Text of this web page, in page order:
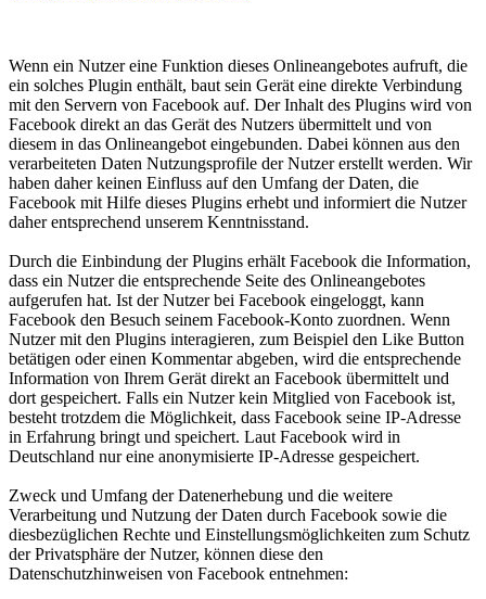
Wenn ein Nutzer eine Funktion dieses Onlineangebotes aufruft, die
ein solches Plugin enthält, baut sein Gerät eine direkte Verbindung
mit den Servern von Facebook auf. Der Inhalt des Plugins wird von
Facebook direkt an das Gerät des Nutzers übermittelt und von
diesem in das Onlineangebot eingebunden. Dabei können aus den
verarbeiteten Daten Nutzungsprofile der Nutzer erstellt werden. Wir
haben daher keinen Einfluss auf den Umfang der Daten, die
Facebook mit Hilfe dieses Plugins erhebt und informiert die Nutzer
daher entsprechend unserem Kenntnisstand.
Durch die Einbindung der Plugins erhält Facebook die Information,
dass ein Nutzer die entsprechende Seite des Onlineangebotes
aufgerufen hat. Ist der Nutzer bei Facebook eingeloggt, kann
Facebook den Besuch seinem Facebook-Konto zuordnen. Wenn
Nutzer mit den Plugins interagieren, zum Beispiel den Like Button
betätigen oder einen Kommentar abgeben, wird die entsprechende
Information von Ihrem Gerät direkt an Facebook übermittelt und
dort gespeichert. Falls ein Nutzer kein Mitglied von Facebook ist,
besteht trotzdem die Möglichkeit, dass Facebook seine IP-Adresse
in Erfahrung bringt und speichert. Laut Facebook wird in
Deutschland nur eine anonymisierte IP-Adresse gespeichert.
Zweck und Umfang der Datenerhebung und die weitere
Verarbeitung und Nutzung der Daten durch Facebook sowie die
diesbezüglichen Rechte und Einstellungsmöglichkeiten zum Schutz
der Privatsphäre der Nutzer, können diese den
Datenschutzhinweisen von Facebook entnehmen: